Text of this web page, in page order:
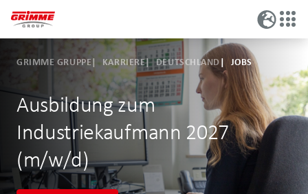
GRIMME GRUPPE KARRIERE DEUTSCHLAND JOBS
Ausbildung zum
Industriekaufmann 2027
(m/w/d)